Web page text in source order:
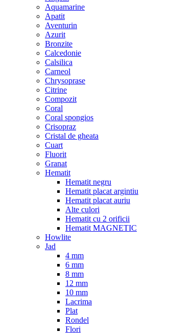
Aquamarine
Apatit
Aventurin
Azurit
Bronzite
Calcedonie
Calsilica
Carneol
Chrysoprase
Citrine
Compozit
Coral
Coral spongios
Crisopraz
Cristal de gheata
Cuart
Fluorit
Granat
Hematit
Hematit negru
Hematit placat argintiu
Hematit placat auriu
Alte culori
Hematit cu 2 orificii
Hematit MAGNETIC
Howlite
Jad
4 mm
6 mm
8 mm
12 mm
10 mm
Lacrima
Plat
Rondel
Flori